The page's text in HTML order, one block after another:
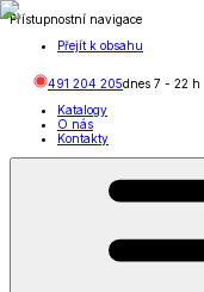
Přístupnostní navigace
Přejít k obsahu
491 204 205dnes 7 - 22 h
Katalogy
O nás
Kontakty